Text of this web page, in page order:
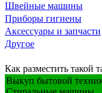
Швейные машины
Приборы гигиены
Аксессуары и запчасти
Другое
Как разместить такой
Выкуп бытовой